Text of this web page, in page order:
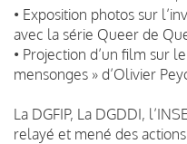
• Exposition photos sur
avec la série Queer de
• Projection d’un film sur
mensonges » d’Olivier
La DGFIP, La DGDDI,
relayé et mené des actions